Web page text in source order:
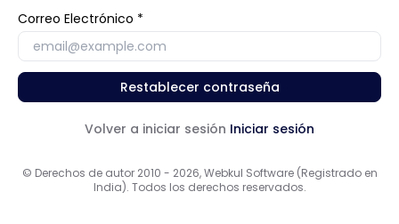
Correo Electrónico
Restablecer contraseña
Volver a iniciar sesión Iniciar sesión
© Derechos de autor 2010 - 2026, Webkul Software (Registrado en
India). Todos los derechos reservados.